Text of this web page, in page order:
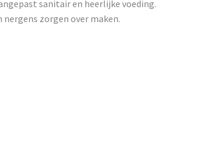
sanitair en heerlijke voeding.
zorgen over maken.